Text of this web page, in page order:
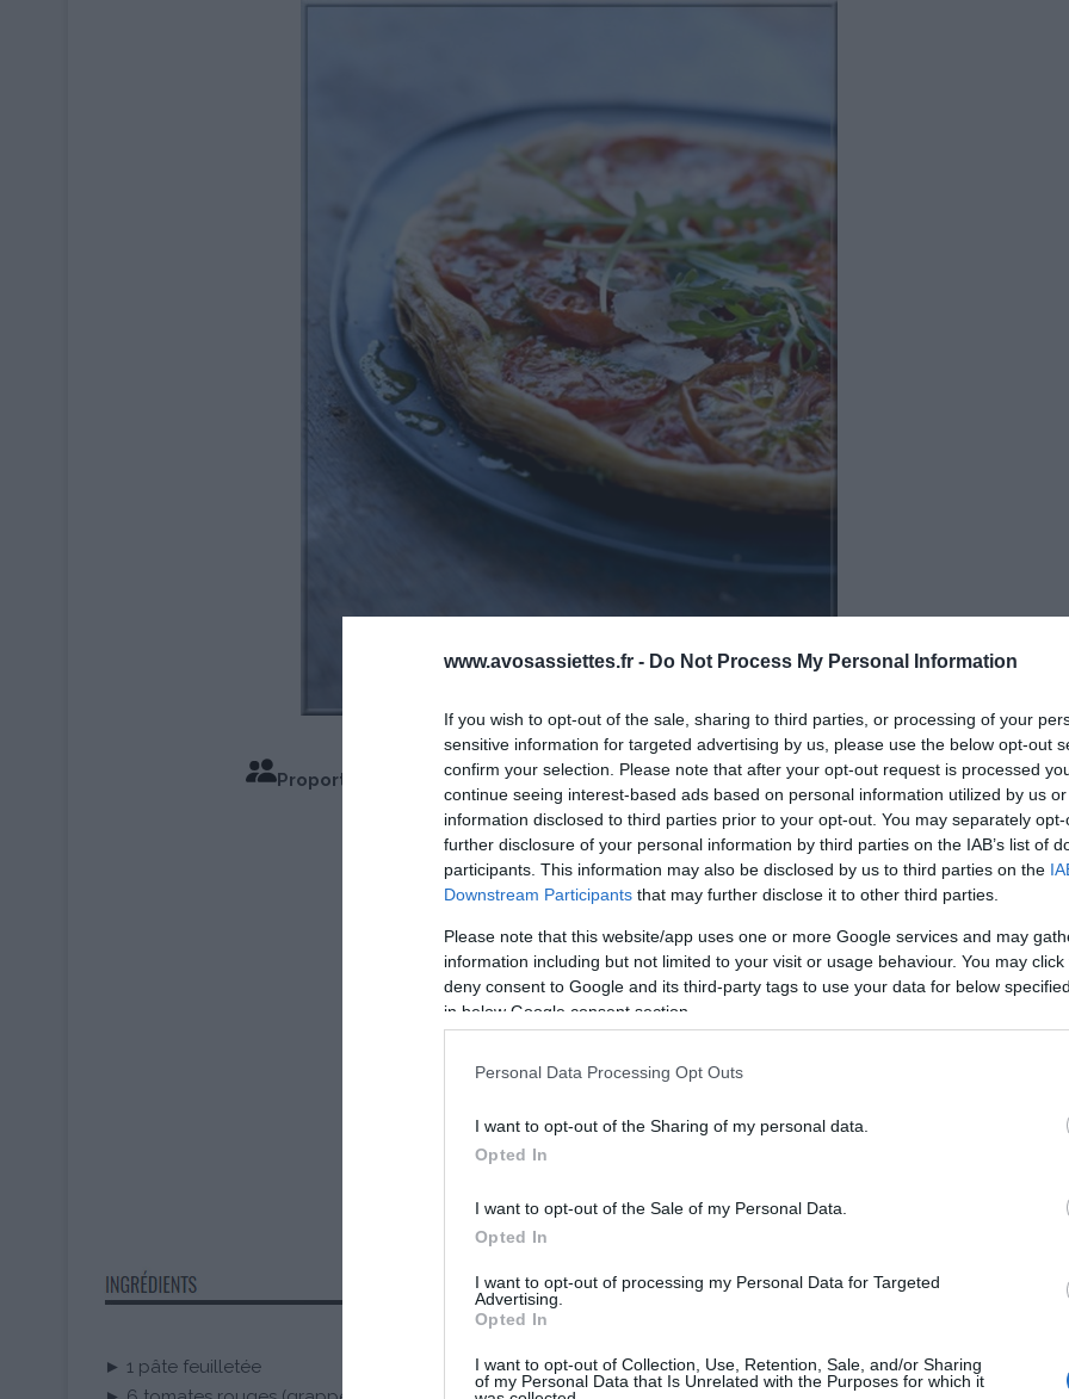
www.avosassiettes.fr - Do Not Process My Personal Information
If you wish to opt-out of the sale, sharing to third parties, or processing of your
sensitive information for targeted advertising by us, please use the below opt-out
confirm your selection. Please note that after your opt-out request is processed
continue seeing interest-based ads based on personal information utilized by us
information disclosed to third parties prior to your opt-out. You may separately
further disclosure of your personal information by third parties on the IAB’s list of
participants. This information may also be disclosed by us to third parties on the
Downstream Participants that may further disclose it to other third parties.
Please note that this website/app uses one or more Google services and may
information including but not limited to your visit or usage behaviour. You may
deny consent to Google and its third-party tags to use your data for below
in below Google consent section.
Personal Data Processing Opt Outs
I want to opt-out of the Sharing of my personal data.
Opted In
I want to opt-out of the Sale of my Personal Data.
Opted In
I want to opt-out of processing my Personal Data for Targeted
Advertising.
Opted In
I want to opt-out of Collection, Use, Retention, Sale, and/or Sharing
of my Personal Data that Is Unrelated with the Purposes for which it
Proportions pour 4 Personnes
Temps de Préparation 15 Minutes
Temps de Cuisson 20 Minutes
► 1 pâte feuilletée